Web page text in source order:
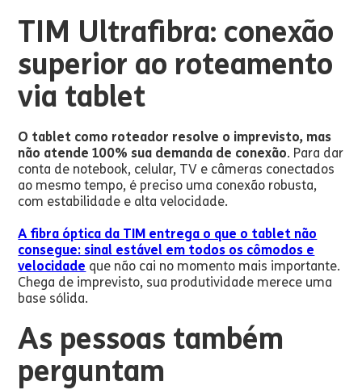
TIM Ultrafibra: conexão
superior ao roteamento
via tablet
O tablet como roteador resolve o imprevisto, mas
não atende 100% sua demanda de conexão. Para dar
conta de notebook, celular, TV e câmeras conectados
ao mesmo tempo, é preciso uma conexão robusta,
com estabilidade e alta velocidade.
A fibra óptica da TIM entrega o que o tablet não
consegue: sinal estável em todos os cômodos e
velocidade que não cai no momento mais importante.
Chega de imprevisto, sua produtividade merece uma
base sólida.
As pessoas também
perguntam